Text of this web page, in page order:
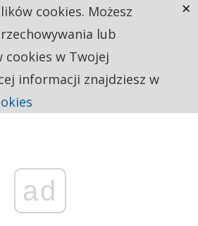
ad
cookies. Możesz
lub
w Twojej
informacji znajdziesz w
×